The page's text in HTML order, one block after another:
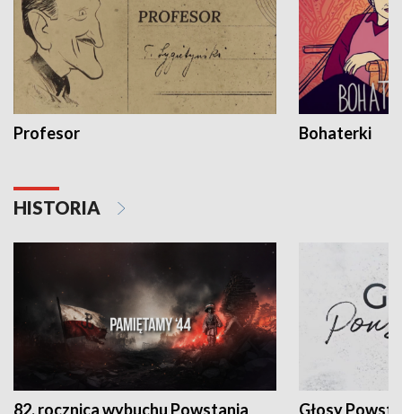
Profesor Bohaterki
HISTORIA
82. rocznica wybuchu Powstania
Głosy